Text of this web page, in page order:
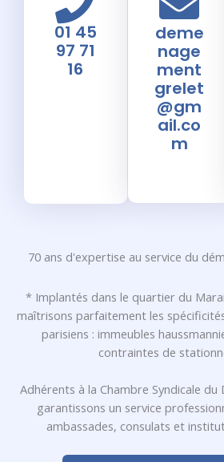
01 45
97 71
16
deme
nage
ment
grelet
@gm
ail.co
m
70 ans d'expertise au service du
* Implantés dans le quartier du
maîtrisons parfaitement les
parisiens : immeubles
contraintes de
Adhérents à la Chambre Syndicale
garantissons un service
ambassades, consulats et